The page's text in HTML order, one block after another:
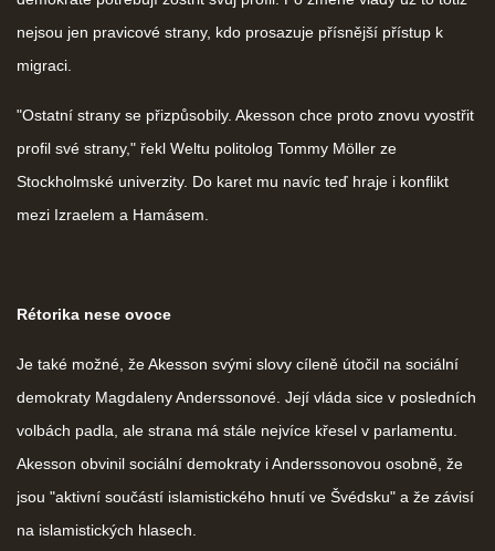
nejsou jen pravicové strany, kdo prosazuje přísnější přístup k
migraci.
"Ostatní strany se přizpůsobily. Akesson chce proto znovu vyostřit
profil své strany," řekl Weltu politolog Tommy Möller ze
Stockholmské univerzity. Do karet mu navíc teď hraje i konflikt
mezi Izraelem a Hamásem.
Rétorika nese ovoce
Je také možné, že Akesson svými slovy cíleně útočil na sociální
demokraty Magdaleny Anderssonové. Její vláda sice v posledních
volbách padla, ale strana má stále nejvíce křesel v parlamentu.
Akesson obvinil sociální demokraty i Anderssonovou osobně, že
jsou "aktivní součástí islamistického hnutí ve Švédsku" a že závisí
na islamistických hlasech.